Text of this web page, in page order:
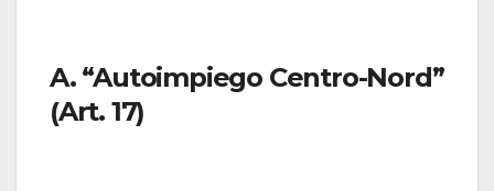
A. “Autoimpiego Centro-Nord”
(Art. 17)